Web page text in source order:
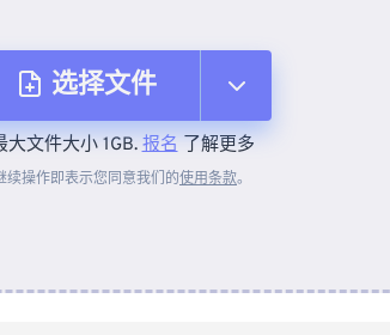
选择文件
从设备
大文件大小 1GB.报名了解更多
续操作即表示您同意我们的使用条款。